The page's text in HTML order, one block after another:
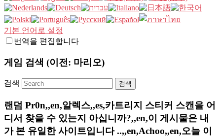
기본 언어로 설정
번역을 편집합니다
게임 검색 (이전: 마리오)
검색
랜덤 Pr0n,,en,알렉스,,es,카트리지 스티커 스캔을 어
디서 찾을 수 있는지 아십니까?,,en,이 게시물은 내
가 본 유일한 사이트입니다 ..,,en,Achoo,,en,오늘 이